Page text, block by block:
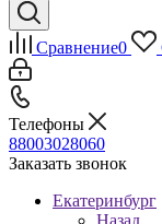
Сравнение0
Телефоны
88003028060
Заказать звонок
Екатеринбург
Назад